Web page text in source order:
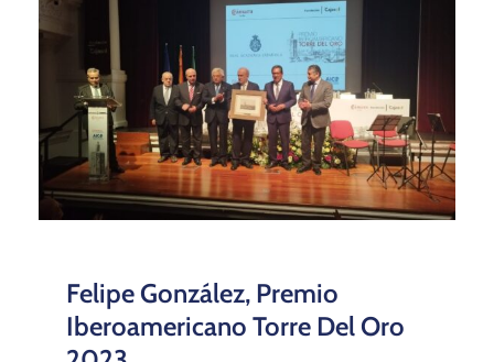
Felipe González, Premio
Iberoamericano Torre Del Oro